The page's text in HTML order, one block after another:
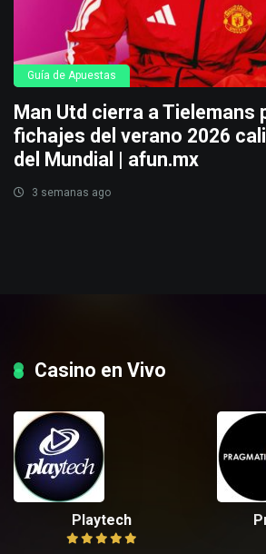
Guía de Apuestas
Man Utd cierra a Tielemans
fichajes del verano 2026
del Mundial | afun.mx
3 semanas ago
Casino en Vivo
Playtech